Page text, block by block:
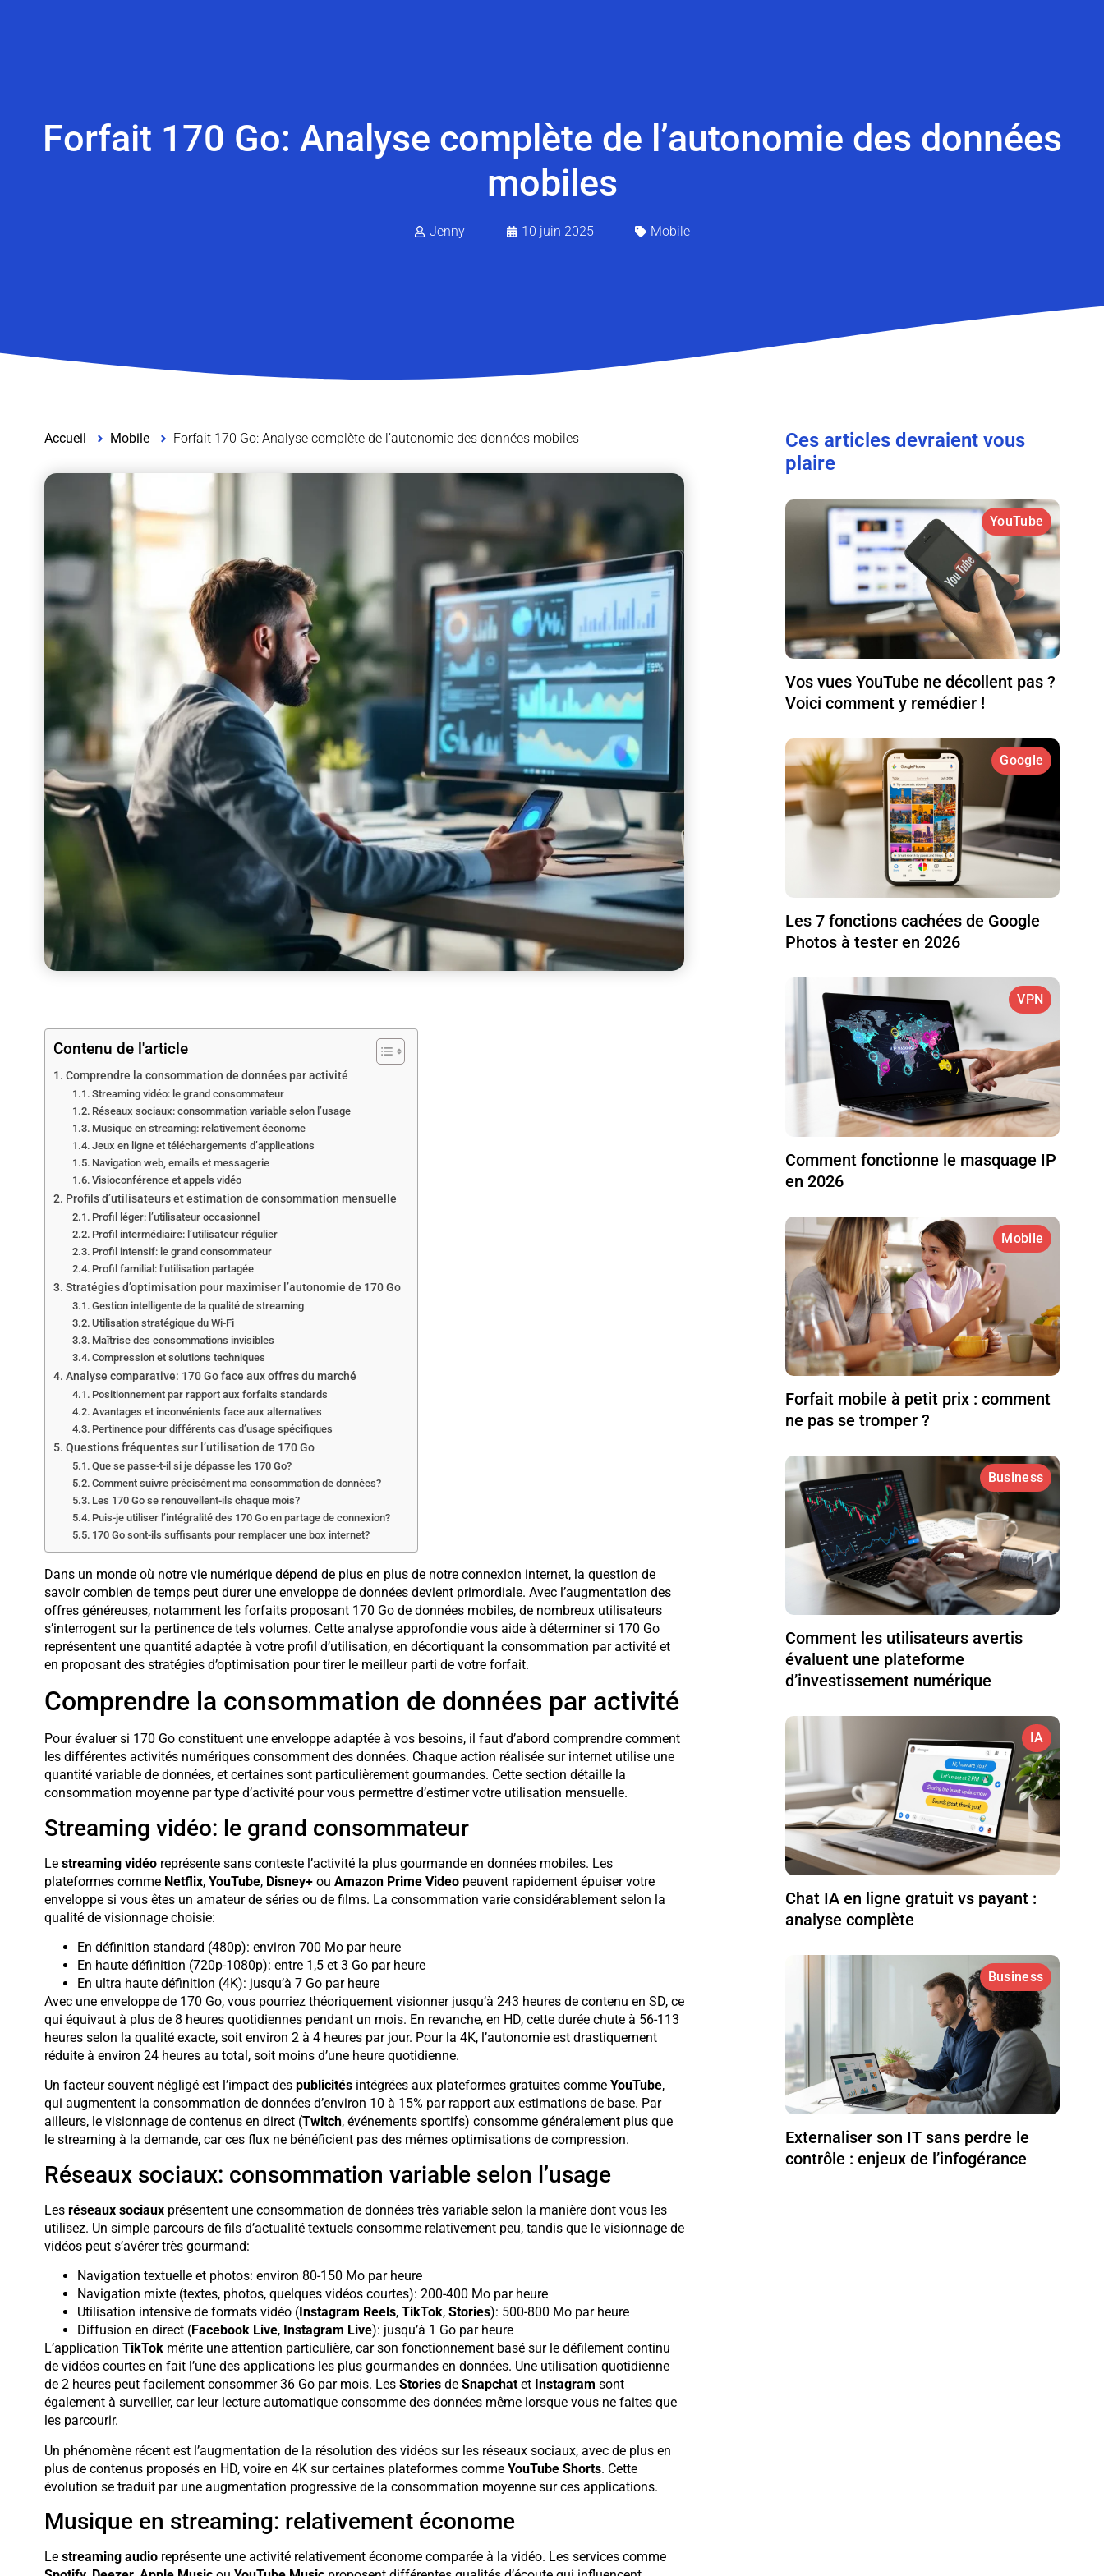
Forfait 170 Go: Analyse complète de l’autonomie des données
mobiles
Jenny 10 juin 2025 Mobile
Accueil Mobile Forfait 170 Go: Analyse complète de l’autonomie des données mobiles
Contenu de l'article
Comprendre la consommation de données par activité
Streaming vidéo: le grand consommateur
Réseaux sociaux: consommation variable selon l’usage
Musique en streaming: relativement économe
Jeux en ligne et téléchargements d’applications
Navigation web, emails et messagerie
Visioconférence et appels vidéo
Profils d’utilisateurs et estimation de consommation mensuelle
Profil léger: l’utilisateur occasionnel
Profil intermédiaire: l’utilisateur régulier
Profil intensif: le grand consommateur
Profil familial: l’utilisation partagée
Stratégies d’optimisation pour maximiser l’autonomie de 170 Go
Gestion intelligente de la qualité de streaming
Utilisation stratégique du Wi-Fi
Maîtrise des consommations invisibles
Compression et solutions techniques
Analyse comparative: 170 Go face aux offres du marché
Positionnement par rapport aux forfaits standards
Avantages et inconvénients face aux alternatives
Pertinence pour différents cas d’usage spécifiques
Questions fréquentes sur l’utilisation de 170 Go
Que se passe-t-il si je dépasse les 170 Go?
Comment suivre précisément ma consommation de données?
Les 170 Go se renouvellent-ils chaque mois?
Puis-je utiliser l’intégralité des 170 Go en partage de connexion?
170 Go sont-ils suffisants pour remplacer une box internet?
Dans un monde où notre vie numérique dépend de plus en plus de notre connexion internet, la question de
savoir combien de temps peut durer une enveloppe de données devient primordiale. Avec l’augmentation des
offres généreuses, notamment les forfaits proposant 170 Go de données mobiles, de nombreux utilisateurs
s’interrogent sur la pertinence de tels volumes. Cette analyse approfondie vous aide à déterminer si 170 Go
représentent une quantité adaptée à votre profil d’utilisation, en décortiquant la consommation par activité et
en proposant des stratégies d’optimisation pour tirer le meilleur parti de votre forfait.
Comprendre la consommation de données par activité
Pour évaluer si 170 Go constituent une enveloppe adaptée à vos besoins, il faut d’abord comprendre comment
les différentes activités numériques consomment des données. Chaque action réalisée sur internet utilise une
quantité variable de données, et certaines sont particulièrement gourmandes. Cette section détaille la
consommation moyenne par type d’activité pour vous permettre d’estimer votre utilisation mensuelle.
Streaming vidéo: le grand consommateur
Le streaming vidéoreprésente sans conteste l’activité la plus gourmande en données mobiles. Les
plateformes comme Netflix, YouTube, Disney+ou Amazon Prime Videopeuvent rapidement épuiser votre
enveloppe si vous êtes un amateur de séries ou de films. La consommation varie considérablement selon la
qualité de visionnage choisie:
En définition standard (480p): environ 700 Mo par heure
En haute définition (720p-1080p): entre 1,5 et 3 Go par heure
En ultra haute définition (4K): jusqu’à 7 Go par heure
Avec une enveloppe de 170 Go, vous pourriez théoriquement visionner jusqu’à 243 heures de contenu en SD, ce
qui équivaut à plus de 8 heures quotidiennes pendant un mois. En revanche, en HD, cette durée chute à 56-113
heures selon la qualité exacte, soit environ 2 à 4 heures par jour. Pour la 4K, l’autonomie est drastiquement
réduite à environ 24 heures au total, soit moins d’une heure quotidienne.
Un facteur souvent négligé est l’impact des publicitésintégrées aux plateformes gratuites comme YouTube,
qui augmentent la consommation de données d’environ 10 à 15% par rapport aux estimations de base. Par
ailleurs, le visionnage de contenus en direct (Twitch, événements sportifs) consomme généralement plus que
le streaming à la demande, car ces flux ne bénéficient pas des mêmes optimisations de compression.
Réseaux sociaux: consommation variable selon l’usage
Les réseaux sociauxprésentent une consommation de données très variable selon la manière dont vous les
utilisez. Un simple parcours de fils d’actualité textuels consomme relativement peu, tandis que le visionnage de
vidéos peut s’avérer très gourmand:
Navigation textuelle et photos: environ 80-150 Mo par heure
Navigation mixte (textes, photos, quelques vidéos courtes): 200-400 Mo par heure
Utilisation intensive de formats vidéo (Instagram Reels, TikTok, Stories): 500-800 Mo par heure
Diffusion en direct (Facebook Live, Instagram Live): jusqu’à 1 Go par heure
L’application TikTokmérite une attention particulière, car son fonctionnement basé sur le défilement continu
de vidéos courtes en fait l’une des applications les plus gourmandes en données. Une utilisation quotidienne
de 2 heures peut facilement consommer 36 Go par mois. Les Storiesde Snapchatet Instagram sont
également à surveiller, car leur lecture automatique consomme des données même lorsque vous ne faites que
les parcourir.
Un phénomène récent est l’augmentation de la résolution des vidéos sur les réseaux sociaux, avec de plus en
plus de contenus proposés en HD, voire en 4K sur certaines plateformes comme YouTube Shorts. Cette
évolution se traduit par une augmentation progressive de la consommation moyenne sur ces applications.
Musique en streaming: relativement économe
Le streaming audioreprésente une activité relativement économe comparée à la vidéo. Les services comme
Ces articles devraient vous
plaire
YouTube
Vos vues YouTube ne décollent pas ?
Voici comment y remédier !
Google
Les 7 fonctions cachées de Google
Photos à tester en 2026
VPN
Comment fonctionne le masquage IP
en 2026
Mobile
Forfait mobile à petit prix : comment
ne pas se tromper ?
Business
Comment les utilisateurs avertis
évaluent une plateforme
d’investissement numérique
IA
Chat IA en ligne gratuit vs payant :
analyse complète
Business
Externaliser son IT sans perdre le
contrôle : enjeux de l’infogérance